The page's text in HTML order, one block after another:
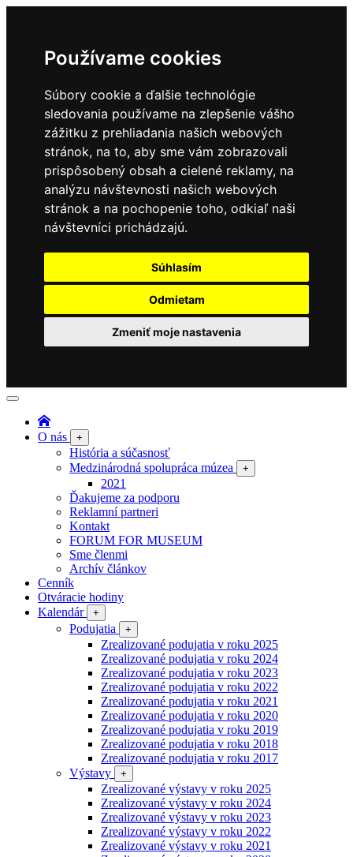
Používame cookies
Súbory cookie a ďalšie technológie
sledovania používame na zlepšenie vášho
zážitku z prehliadania našich webových
stránok, na to, aby sme vám zobrazovali
prispôsobený obsah a cielené reklamy, na
analýzu návštevnosti našich webových
stránok a na pochopenie toho, odkiaľ naši
návštevníci prichádzajú.
Súhlasím
Odmietam
Zmeniť moje nastavenia
O nás +
História a súčasnosť
Medzinárodná spolupráca múzea
+
2021
Ďakujeme za podporu
Reklamní partneri
Kontakt
FORUM FOR MUSEUM
Sme členmi
Archív článkov
Cenník
Otváracie hodiny
Kalendár
+
Podujatia +
Zrealizované podujatia v roku 2025
Zrealizované podujatia v roku 2024
Zrealizované podujatia v roku 2023
Zrealizované podujatia v roku 2022
Zrealizované podujatia v roku 2021
Zrealizované podujatia v roku 2020
Zrealizované podujatia v roku 2019
Zrealizované podujatia v roku 2018
Zrealizované podujatia v roku 2017
Výstavy
+
Zrealizované výstavy v roku 2025
Zrealizované výstavy v roku 2024
Zrealizované výstavy v roku 2023
Zrealizované výstavy v roku 2022
Zrealizované výstavy v roku 2021